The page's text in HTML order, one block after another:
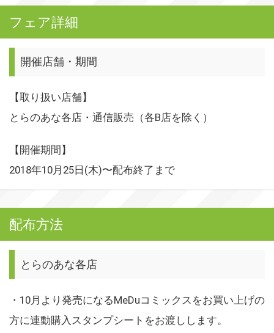
フェア詳細
開催店舗・期間
【取り扱い店舗】
とらのあな各店・通信販売（各B店を除く）
【開催期間】
2018年10月25日(木)〜配布終了まで
配布方法
とらのあな各店
・10月より発売になるMeDuコミックスをお買い上げの
方に連動購入スタンプシートをお渡しします。